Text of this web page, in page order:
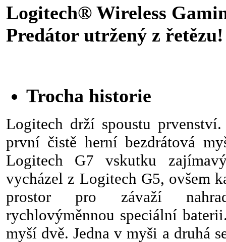
Logitech® Wireless
Predátor utržený z řetězu!
Trocha historie
Logitech drží spoustu
první čistě herní bezdrátová
Logitech G7 vskutku
vycházel z Logitech G5, ovšem
prostor pro závaží
rychlovýměnnou speciální
myší dvě. Jedna v myši a druhá